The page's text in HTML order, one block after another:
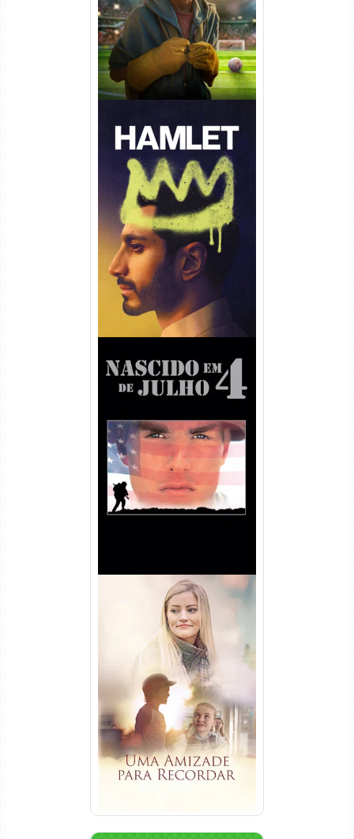
Hamlet Torrent (2026) WEB-
DL 1080p Dual Áudio
Nascido em 4 de Julho
Torrent (1989) WEB-DL 1080p
Dual Áudio
Uma Amizade para Recordar
Torrent (2025) WEB-DL 1080p
Dual Áudio